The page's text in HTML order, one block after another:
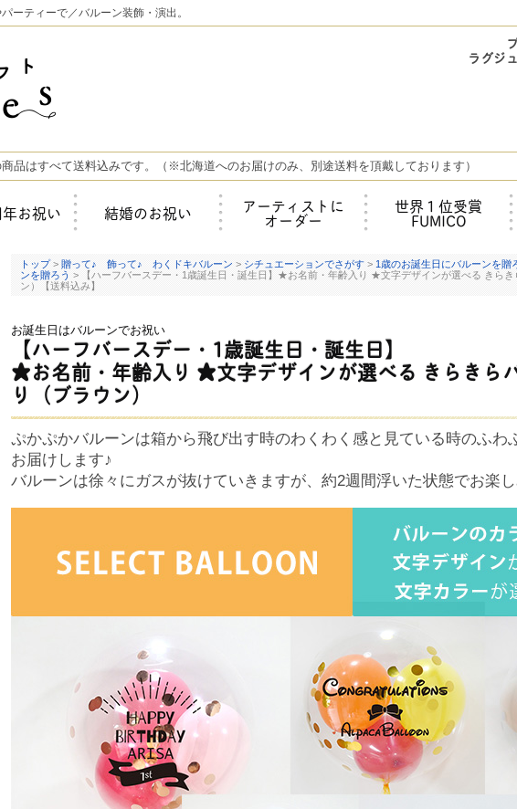
ーティーで／バルーン装飾・演出。
ラグジ
品はすべて送料込みです。（※北海道へのお届けのみ、別途送料を頂戴しております）
お祝い 結婚のお祝い アーティストに
オーダー
世界１位受賞
FUMICO
トップ> 贈って♪ 飾って♪ わくドキバルーン > シチュエーションでさがす > 1歳のお誕生日にバルーンを贈
ンを贈ろう > 【ハーフバースデー・1歳誕生日・誕生日】★お名前・年齢入り ★文字デザインが選べる きらき
ン）【送料込み】
お誕生日はバルーンでお祝い
【ハーフバースデー・1歳誕生日・誕生日】
★お名前・年齢入り ★文字デザインが選べる きらきら
り（ブラウン）
ぷかぷかバルーンは箱から飛び出す時のわくわく感と見ている時のふわ
お届けします♪
バルーンは徐々にガスが抜けていきますが、約2週間浮いた状態でお楽し